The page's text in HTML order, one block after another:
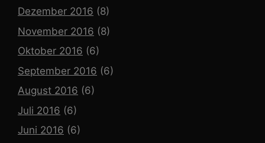
Dezember 2016 (8)
November 2016 (8)
Oktober 2016 (6)
September 2016 (6)
August 2016 (6)
Juli 2016 (6)
Juni 2016 (6)